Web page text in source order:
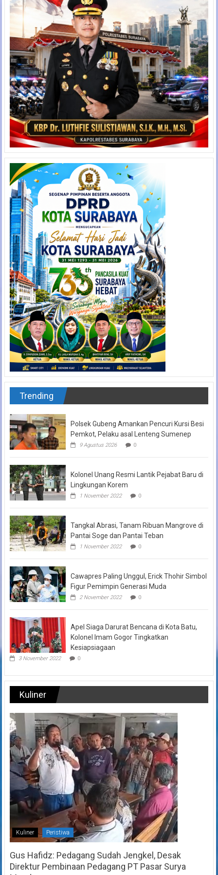
Trending
Polsek Gubeng Amankan Pencuri Kursi Besi
Pemkot, Pelaku asal Lenteng Sumenep
9 Agustus 2026 0
Kolonel Unang Resmi Lantik Pejabat Baru di
Lingkungan Korem
1 November 2022 0
Tangkal Abrasi, Tanam Ribuan Mangrove di
Pantai Soge dan Pantai Teban
1 November 2022 0
Cawapres Paling Unggul, Erick Thohir Simbol
Figur Pemimpin Generasi Muda
2 November 2022 0
Apel Siaga Darurat Bencana di Kota Batu,
Kolonel Imam Gogor Tingkatkan
Kesiapsiagaan
3 November 2022 0
Kuliner
Kuliner Peristiwa
Gus Hafidz: Pedagang Sudah Jengkel, Desak
Direktur Pembinaan Pedagang PT Pasar Surya